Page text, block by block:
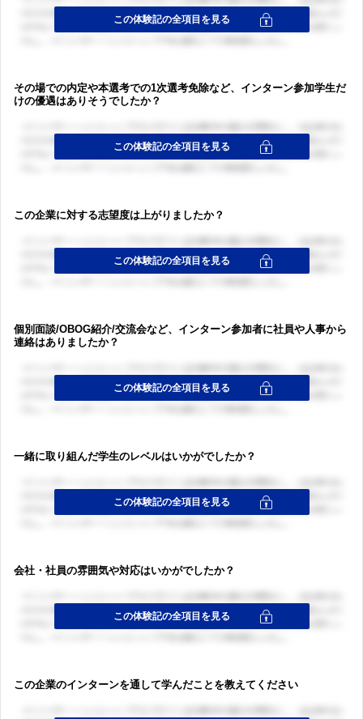
その場での内定や本選考での1次選考免除など、インターン参加学生だ
けの優遇はありそうでしたか？
この企業に対する志望度は上がりましたか？
個別面談/OBOG紹介/交流会など、インターン参加者に社員や人事から
連絡はありましたか？
一緒に取り組んだ学生のレベルはいかがでしたか？
会社・社員の雰囲気や対応はいかがでしたか？
この企業のインターンを通して学んだことを教えてください